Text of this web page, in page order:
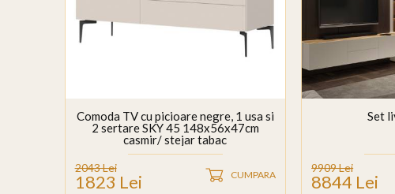
Comoda TV cu picioare negre, 1 usa si
2 sertare SKY 45 148x56x47cm
casmir/ stejar tabac
2043 Lei
1823 Lei CUMPARA
Set
9909 Lei
8844 Lei